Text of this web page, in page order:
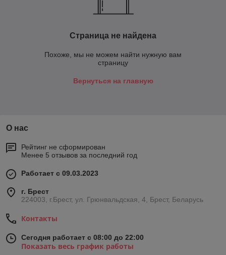
Страница не найдена
Похоже, мы не можем найти нужную вам
страницу
Вернуться на главную
О нас
Рейтинг не сформирован
Менее 5 отзывов за последний год
Работает с 09.03.2023
г. Брест
224003, г.Брест, ул. Грюнвальдская, 4, Брест, Беларусь
Контакты
Сегодня работает с 08:00 до 22:00
Показать весь график работы